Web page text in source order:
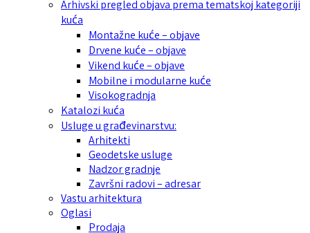
Arhivski pregled objava prema tematskoj kategoriji
kuća
Montažne kuće – objave
Drvene kuće – objave
Vikend kuće – objave
Mobilne i modularne kuće
Visokogradnja
Katalozi kuća
Usluge u građevinarstvu:
Arhitekti
Geodetske usluge
Nadzor gradnje
Završni radovi – adresar
Vastu arhitektura
Oglasi
Prodaja